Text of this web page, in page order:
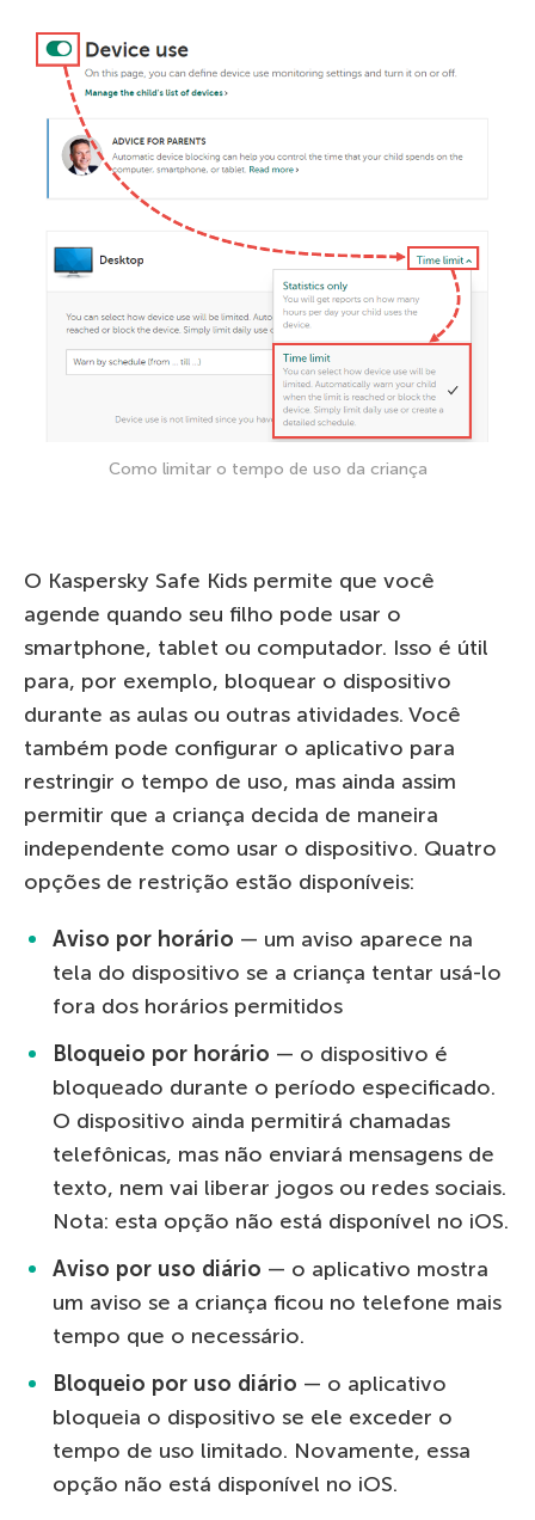
Como limitar o tempo de uso da criança
O Kaspersky Safe Kids permite que você
agende quando seu filho pode usar o
smartphone, tablet ou computador. Isso é útil
para, por exemplo, bloquear o dispositivo
durante as aulas ou outras atividades. Você
também pode configurar o aplicativo para
restringir o tempo de uso, mas ainda assim
permitir que a criança decida de maneira
independente como usar o dispositivo. Quatro
opções de restrição estão disponíveis:
Aviso por horário — um aviso aparece na
tela do dispositivo se a criança tentar usá-lo
fora dos horários permitidos
Bloqueio por horário — o dispositivo é
bloqueado durante o período especificado.
O dispositivo ainda permitirá chamadas
telefônicas, mas não enviará mensagens de
texto, nem vai liberar jogos ou redes sociais.
Nota: esta opção não está disponível no iOS.
Aviso por uso diário — o aplicativo mostra
um aviso se a criança ficou no telefone mais
tempo que o necessário.
Bloqueio por uso diário — o aplicativo
bloqueia o dispositivo se ele exceder o
tempo de uso limitado. Novamente, essa
opção não está disponível no iOS.